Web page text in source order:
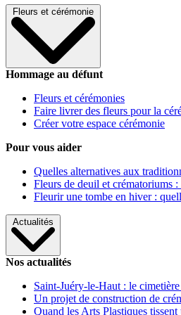
Fleurs et cérémonie
Hommage au défunt
Fleurs et cérémonies
Faire livrer des fleurs pour la
Créer votre espace cérémonie
Pour vous aider
Quelles alternatives aux
Fleurs de deuil et crématoriums
Fleurir une tombe en hiver :
Actualités
Nos actualités
Saint-Juéry-le-Haut : le
Un projet de construction de
Quand les Arts Plastiques